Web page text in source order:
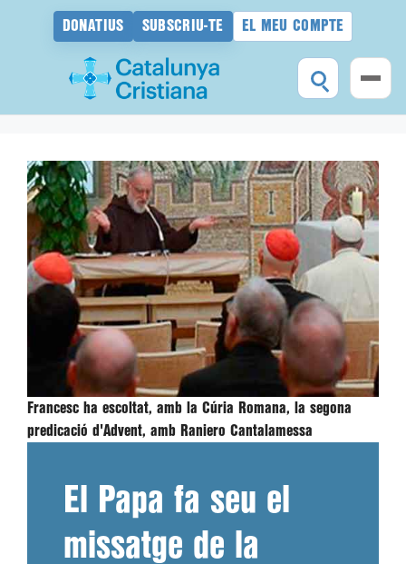
DONATIUS SUBSCRIU-TE EL MEU COMPTE
contingut
Francesc ha escoltat, amb la Cúria Romana, la segona
predicació d'Advent, amb Raniero Cantalamessa
El Papa fa seu el
missatge de la